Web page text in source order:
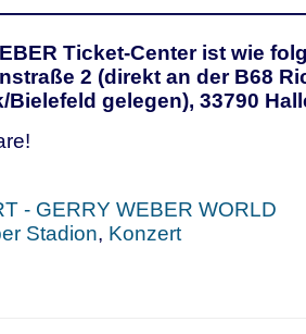
Ticket-Center ist wie
2 (direkt an der B68
Bielefeld gelegen), 33790
- GERRY WEBER WORLD
Stadion, Konzert